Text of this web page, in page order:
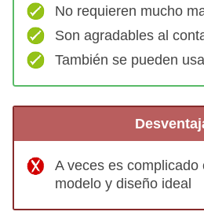
No requieren mucho
Son agradables al
También se pueden
A veces es complicado
modelo y diseño ideal